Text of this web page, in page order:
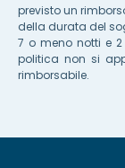
previsto un
della durata del
7 o meno notti e
politica non si
rimborsabile.